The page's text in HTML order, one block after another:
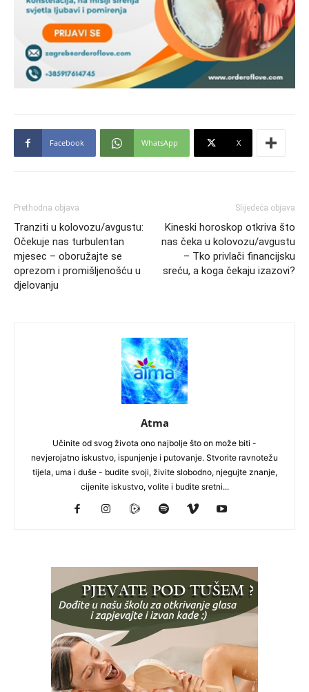
Facebook WhatsApp X
Prethodna objava
Tranziti u kolovozu/avgustu:
Očekuje nas turbulentan
mjesec – oboružajte se
oprezom i promišljenošću u
djelovanju
Slijedeća objava
Kineski horoskop otkriva što
nas čeka u kolovozu/avgustu
– Tko privlači financijsku
sreću, a koga čekaju izazovi?
Atma
Učinite od svog života ono najbolje što on može biti -
nevjerojatno iskustvo, ispunjenje i putovanje. Stvorite ravnotežu
tijela, uma i duše - budite svoji, živite slobodno, njegujte znanje,
cijenite iskustvo, volite i budite sretni...